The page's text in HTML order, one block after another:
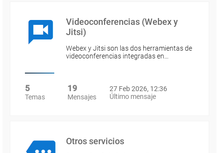
Videoconferencias (Webex y
Jitsi)
Webex y Jitsi son las dos herramientas de
videoconferencias integradas en…
5
Temas
19
Mensajes
27 Feb 2026, 12:36
Último mensaje
Otros servicios